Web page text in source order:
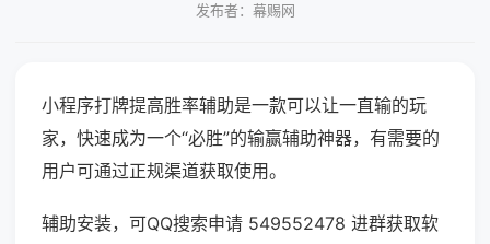
发布者：幕赐网
小程序打牌提高胜率辅助是一款可以让一直输的玩
家，快速成为一个“必胜”的输赢辅助神器，有需要的
用户可通过正规渠道获取使用。
辅助安装，可QQ搜索申请 549552478 进群获取软